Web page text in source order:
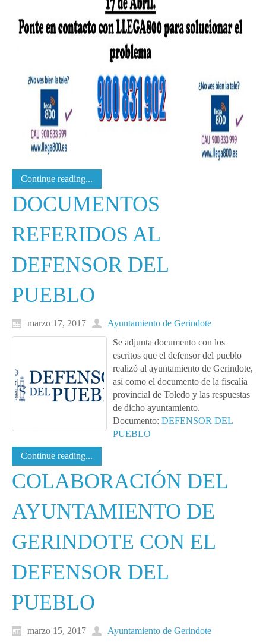
Continue reading...
DOCUMENTOS
REFERIDOS AL
DEFENSOR DEL
PUEBLO
marzo 17, 2017
Ayuntamiento de Gerindote
Se adjunta documento con los
escritos que el defensor del pueblo
realizó al ayuntamiento de Gerindote,
así como el documento de la fiscalía
provincial de Toledo y las respuestas
de dicho ayuntamiento.
Documento: DEFENSOR DEL
PUEBLO
Continue reading...
COLABORACIÓN DEL
AYUNTAMIENTO DE
GERINDOTE CON EL
DEFENSOR DEL
PUEBLO
marzo 15, 2017
Ayuntamiento de Gerindote